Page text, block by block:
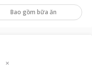
Bao gồm bữa ăn